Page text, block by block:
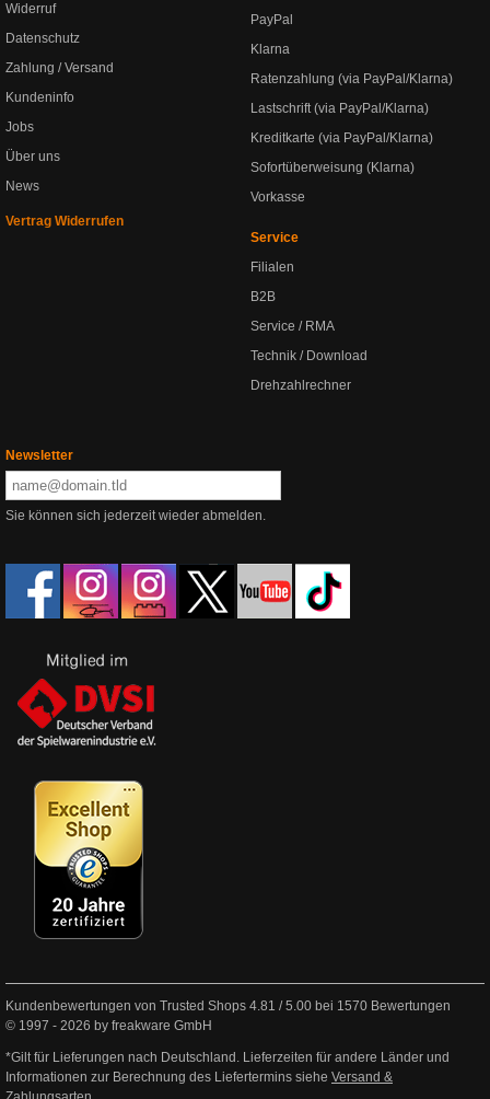
Widerruf
Datenschutz
Zahlung / Versand
Kundeninfo
Jobs
Über uns
News
Vertrag Widerrufen
PayPal
Klarna
Ratenzahlung (via PayPal/Klarna)
Lastschrift (via PayPal/Klarna)
Kreditkarte (via PayPal/Klarna)
Sofortüberweisung (Klarna)
Vorkasse
Service
Filialen
B2B
Service / RMA
Technik / Download
Drehzahlrechner
Newsletter
Sie können sich jederzeit wieder abmelden.
Kundenbewertungen von Trusted Shops 4.81 /5.00 bei 1570 Bewertungen
© 1997 - 2026 by freakware GmbH
*Gilt für Lieferungen nach Deutschland. Lieferzeiten für andere Länder und
Informationen zur Berechnung des Liefertermins siehe Versand &